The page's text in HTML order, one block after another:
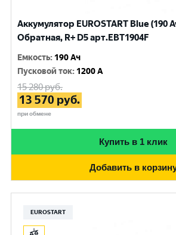
Аккумулятор EUROSTART Blue (190
Обратная, R+ D5 арт.EBT1904F
Емкость: 190 Ач
Пусковой ток: 1200 A
15 280руб.
13 570 руб.
при обмене
Купить в 1 клик
Добавить в
EUROSTART